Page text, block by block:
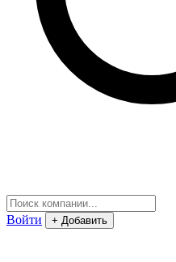
Войти + Добавить